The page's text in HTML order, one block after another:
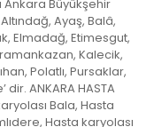
Ankara Büyükşehir
Ayaş, Balâ,
Elmadağ, Etimesgut,
Kalecik,
Polatlı, Pursaklar,
ANKARA HASTA
karyolası Bala, Hasta
Hasta karyolası